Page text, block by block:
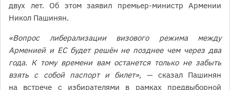
двух лет. Об этом заявил премьер-министр Армении
Никол Пашинян.
«Вопрос либерализации визового режима между
Арменией и ЕС будет решён не позднее чем через два
года. К тому времени вам останется только не забыть
взять с собой паспорт и билет», — сказал Пашинян
на встрече с избирателями в рамках предвыборной